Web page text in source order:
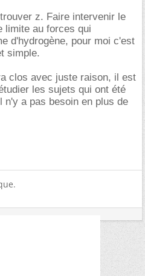
z. Faire intervenir le
limite au forces qui
d'hydrogène, pour moi c'est
simple.
clos avec juste raison, il est
les sujets qui ont été
n'y a pas besoin en plus de